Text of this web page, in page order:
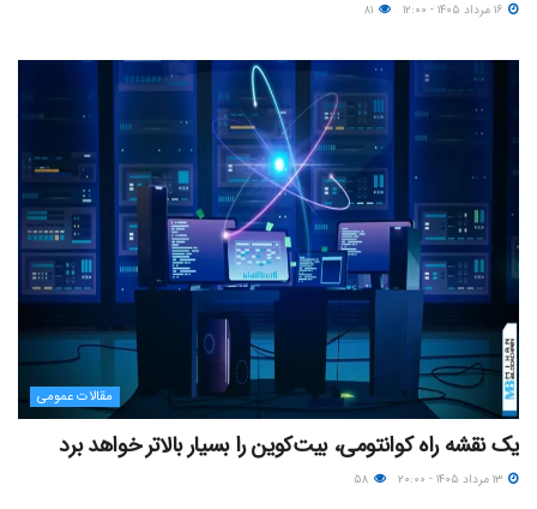
مقالات عمومی
یک نقشه راه کوانتومی، بیت‌کوین را بسیار بالاتر خواهد برد